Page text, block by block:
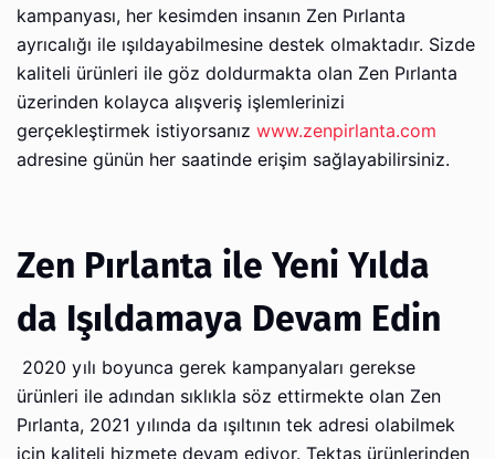
kampanyası, her kesimden insanın Zen Pırlanta
ayrıcalığı ile ışıldayabilmesine destek olmaktadır. Sizde
kaliteli ürünleri ile göz doldurmakta olan Zen Pırlanta
üzerinden kolayca alışveriş işlemlerinizi
gerçekleştirmek istiyorsanız www.zenpirlanta.com
adresine günün her saatinde erişim sağlayabilirsiniz.
Zen Pırlanta ile Yeni Yılda
da Işıldamaya Devam Edin
2020 yılı boyunca gerek kampanyaları gerekse
ürünleri ile adından sıklıkla söz ettirmekte olan Zen
Pırlanta, 2021 yılında da ışıltının tek adresi olabilmek
için kaliteli hizmete devam ediyor. Tektaş ürünlerinden